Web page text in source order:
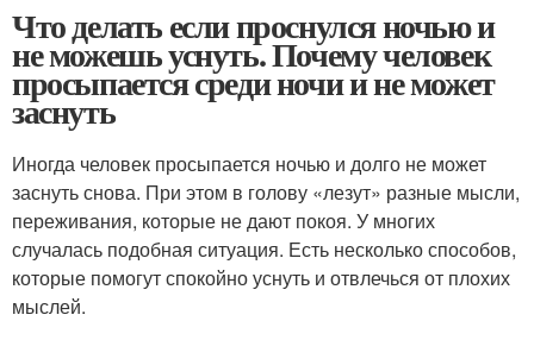
Что делать если проснулся ночью и
не можешь уснуть. Почему человек
просыпается среди ночи и не может
заснуть
Иногда человек просыпается ночью и долго не может
заснуть снова. При этом в голову «лезут» разные мысли,
переживания, которые не дают покоя. У многих
случалась подобная ситуация. Есть несколько способов,
которые помогут спокойно уснуть и отвлечься от плохих
мыслей.